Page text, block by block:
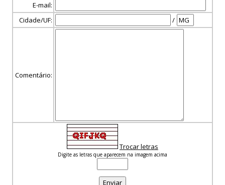
E-mail:
Cidade/UF:
/
Comentário:
Trocar letras
Digite as letras que aparecem na imagem acima